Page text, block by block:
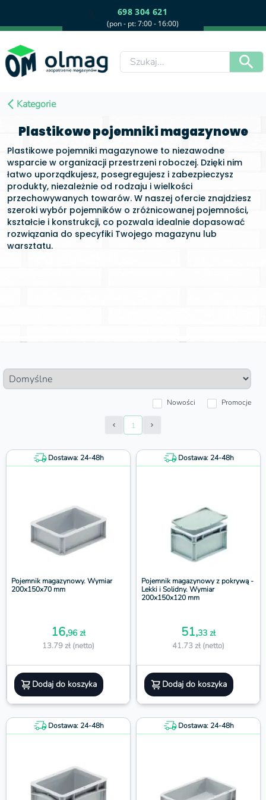
698 304 621
(pon - pt: 7:00 - 16:00)
Kategorie
Plastikowe pojemniki magazynowe
Plastikowe pojemniki magazynowe to niezawodne
wsparcie w organizacji przestrzeni roboczej. Dzięki nim
łatwo uporządkujesz, posegregujesz i zabezpieczysz
produkty, niezależnie od rodzaju i wielkości
przechowywanych towarów. W naszej ofercie znajdziesz
szeroki wybór pojemników o zróżnicowanej pojemności,
kształcie i konstrukcji, co pozwala idealnie dopasować
rozwiązania do specyfiki Twojego magazynu lub
warsztatu.
Nowości Promocje
Prev Page
1 Next Page
Dostawa: 24-48h
Pojemnik magazynowy. Wymiar
200x150x70 mm
16,96 zł
13.79 zł (netto)
Dodaj do koszyka
Dostawa: 24-48h
Pojemnik magazynowy z pokrywą -
Lekki i Solidny. Wymiar
200x150x120 mm
51,33 zł
41.73 zł (netto)
Dodaj do koszyka
Dostawa: 24-48h Dostawa: 24-48h